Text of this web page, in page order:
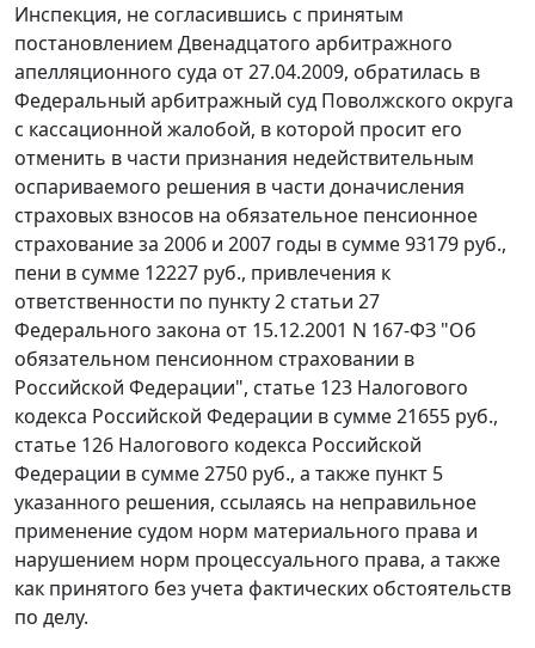
Инспекция, не согласившись с принятым
постановлением Двенадцатого арбитражного
апелляционного суда от 27.04.2009, обратилась в
Федеральный арбитражный суд Поволжского округа
с кассационной жалобой, в которой просит его
отменить в части признания недействительным
оспариваемого решения в части доначисления
страховых взносов на обязательное пенсионное
страхование за 2006 и 2007 годы в сумме 93179 руб.,
пени в сумме 12227 руб., привлечения к
ответственности по пункту 2 статьи 27
Федерального закона от 15.12.2001 N 167-ФЗ "Об
обязательном пенсионном страховании в
Российской Федерации", статье 123 Налогового
кодекса Российской Федерации в сумме 21655 руб.,
статье 126 Налогового кодекса Российской
Федерации в сумме 2750 руб., а также пункт 5
указанного решения, ссылаясь на неправильное
применение судом норм материального права и
нарушением норм процессуального права, а также
как принятого без учета фактических обстоятельств
по делу.